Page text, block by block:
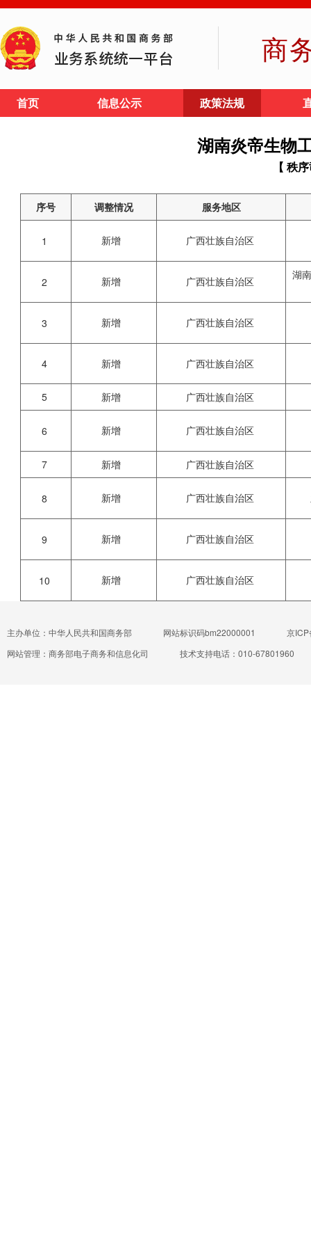
商
首页 信息公示 政策法规
湖南炎帝生物
【 秩
序号 调整情况 服务地区
1 新增 广西壮族自治区
2 新增 广西壮族自治区 湖
3 新增 广西壮族自治区
4 新增 广西壮族自治区
5 新增 广西壮族自治区
6 新增 广西壮族自治区
7 新增 广西壮族自治区
8 新增 广西壮族自治区
9 新增 广西壮族自治区
10 新增 广西壮族自治区
主办单位：中华人民共和国商务部 网站标识码bm22000001
京
网站管理：商务部电子商务和信息化司
技术支持电话：010-67801960